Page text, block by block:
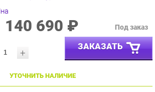
140 690 ₽
ЗАКАЗАТЬ
УТОЧНИТЬ НАЛИЧИЕ
ПРИГЛАСИТЬ ЗАМЕРЩИКА